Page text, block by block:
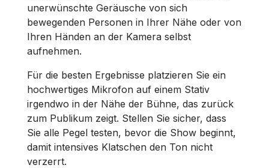
unerwünschte Geräusche von sich
bewegenden Personen in Ihrer Nähe oder von
Ihren Händen an der Kamera selbst
aufnehmen.
Für die besten Ergebnisse platzieren Sie ein
hochwertiges Mikrofon auf einem Stativ
irgendwo in der Nähe der Bühne, das zurück
zum Publikum zeigt. Stellen Sie sicher, dass
Sie alle Pegel testen, bevor die Show beginnt,
damit intensives Klatschen den Ton nicht
verzerrt.